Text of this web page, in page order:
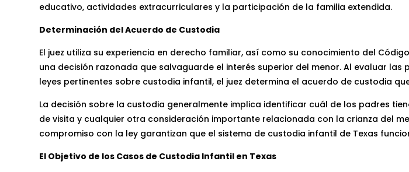
educativo, actividades extracurriculares y la participación de la familia extendida.
Determinación del Acuerdo de Custodia
El juez utiliza su experiencia en derecho familiar, así como su conocimiento del
una decisión razonada que salvaguarde el interés superior del menor. Al evaluar las
leyes pertinentes sobre custodia infantil, el juez determina el acuerdo de custodia
La decisión sobre la custodia generalmente implica identificar cuál de los padres
de visita y cualquier otra consideración importante relacionada con la crianza del
compromiso con la ley garantizan que el sistema de custodia infantil de Texas
El Objetivo de los Casos de Custodia Infantil en Texas